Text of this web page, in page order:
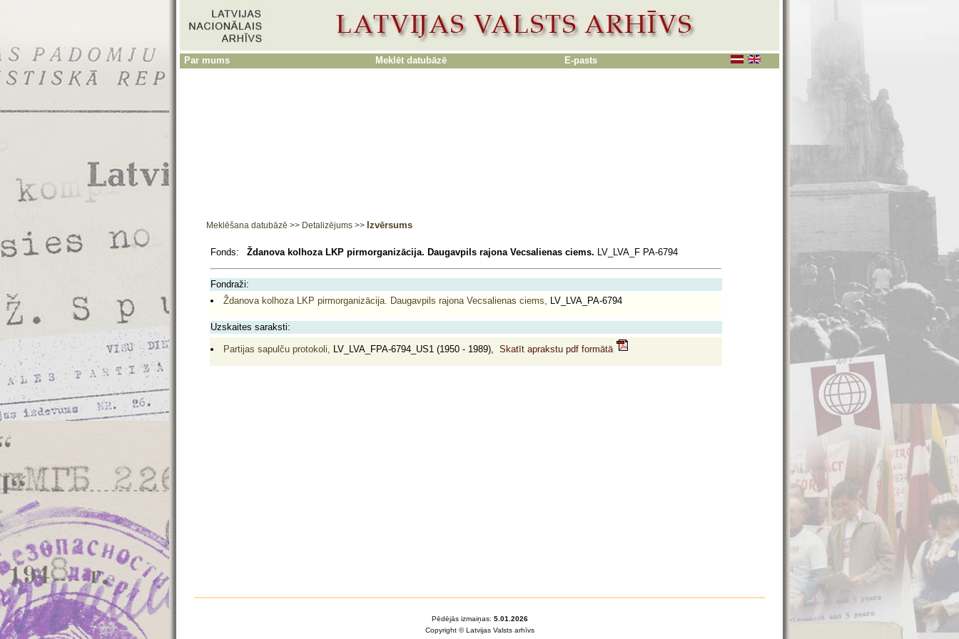
Par mums Meklēt datubāzē E-pasts
Meklēšana datubāzē >> Detalizējums >> Izvērsums
Fonds: Ždanova kolhoza LKP pirmorganizācija. Daugavpils rajona Vecsalienas ciems. LV_LVA_F PA-6794
Fondraži:
Ždanova kolhoza LKP pirmorganizācija. Daugavpils rajona Vecsalienas ciems, LV_LVA_PA-6794
Uzskaites saraksti:
Partijas sapulču protokoli, LV_LVA_FPA-6794_US1 (1950 - 1989), Skatīt aprakstu pdf formātā
Pēdējās izmaiņas: 5.01.2026
Copyright © Latvijas Valsts arhīvs